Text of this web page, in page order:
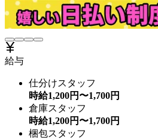
給与
仕分けスタッフ
時給1,200円〜1,700円
倉庫スタッフ
時給1,200円〜1,700円
梱包スタッフ